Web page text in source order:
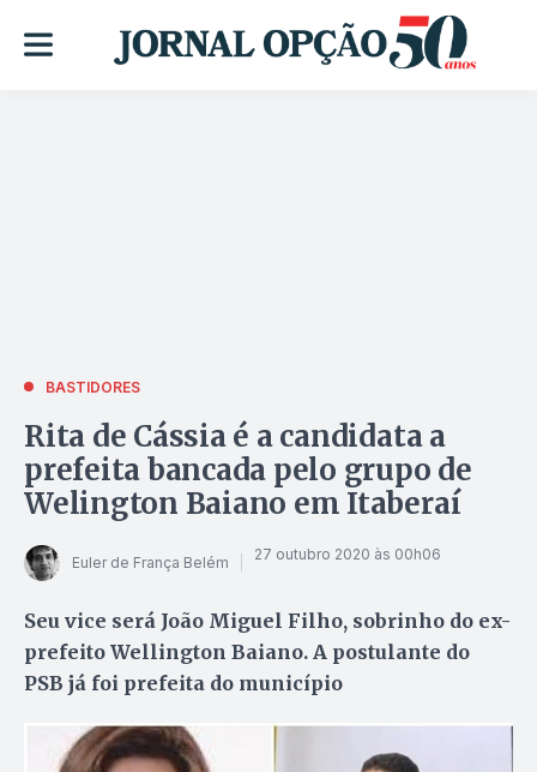
BASTIDORES
Rita de Cássia é a candidata a
prefeita bancada pelo grupo de
Welington Baiano em Itaberaí
Euler de França Belém 27 outubro 2020 às 00h06
Seu vice será João Miguel Filho, sobrinho do ex-
prefeito Wellington Baiano. A postulante do
PSB já foi prefeita do município